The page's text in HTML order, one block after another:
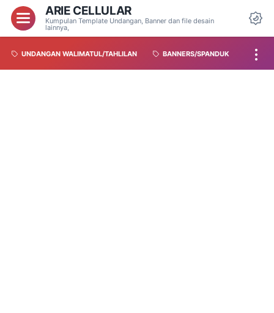
ARIE CELLULAR
Kumpulan Template Undangan, Banner dan file desain
lainnya,
UNDANGAN WALIMATUL/TAHLILAN BANNERS/SPANDUK